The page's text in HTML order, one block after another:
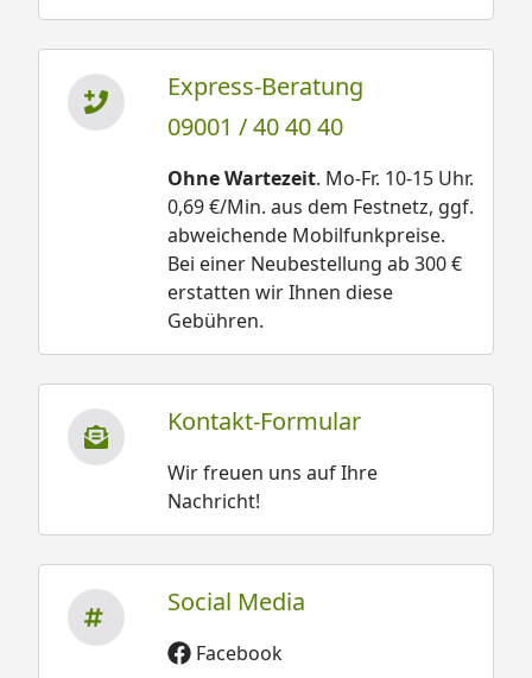
Express-Beratung
09001 / 40 40 40
Ohne Wartezeit. Mo-Fr. 10-15 Uhr.
0,69 €/Min. aus dem Festnetz, ggf.
abweichende Mobilfunkpreise.
Bei einer Neubestellung ab 300 €
erstatten wir Ihnen diese
Gebühren.
Kontakt-Formular
Wir freuen uns auf Ihre
Nachricht!
Social Media
Facebook